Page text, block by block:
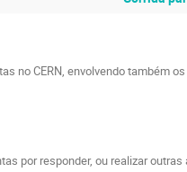
no CERN, envolvendo também
por responder, ou realizar